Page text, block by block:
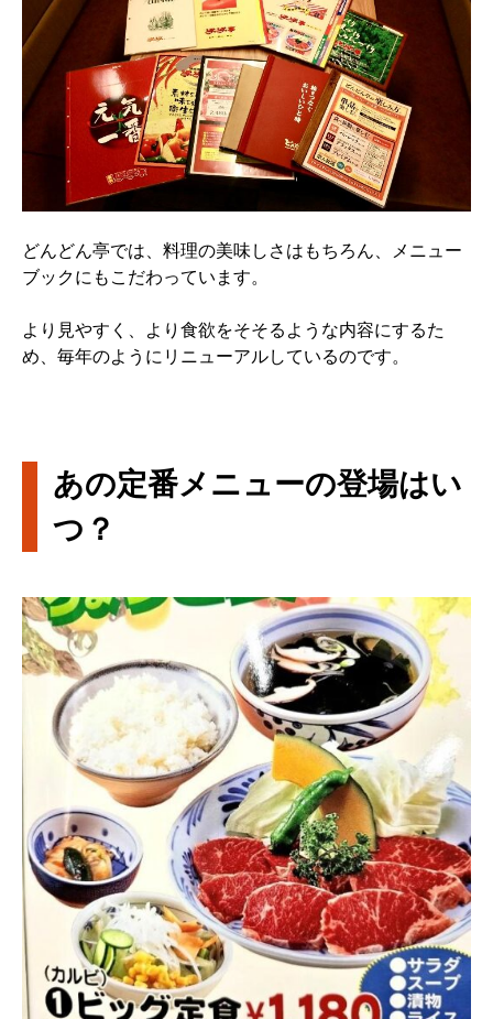
どんどん亭では、料理の美味しさはもちろん、メニュー
ブックにもこだわっています。
より見やすく、より食欲をそそるような内容にするた
め、毎年のようにリニューアルしているのです。
あの定番メニューの登場はい
つ？